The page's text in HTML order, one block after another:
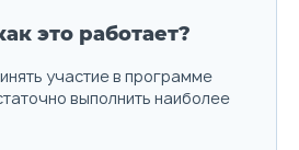
это работает?
участие в программе
выполнить наиболее